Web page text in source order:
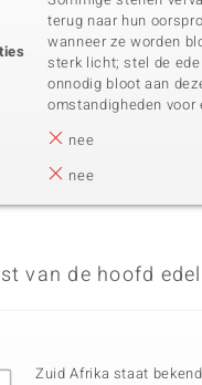
terug naar hun
wanneer ze worden
sterk licht; stel de
onnodig bloot aan
omstandigheden voor
nee
nee
van de hoofd
Zuid Afrika staat